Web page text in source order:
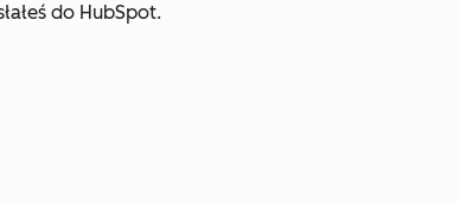
do HubSpot.